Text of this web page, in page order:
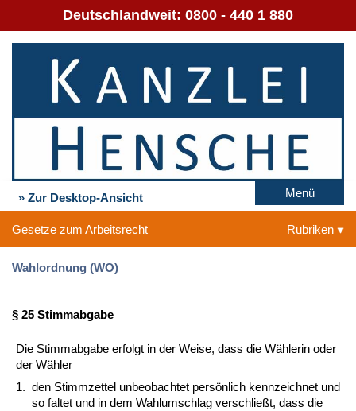
Deutschlandweit: 0800 - 440 1 880
» Zur Desktop-Ansicht Menü
Gesetze zum Arbeitsrecht Rubriken
Wahlordnung (WO)
§ 25 Stimmabgabe
Die Stimmabgabe erfolgt in der Weise, dass die Wählerin oder
der Wähler
1. den Stimmzettel unbeobachtet persönlich kennzeichnet und
so faltet und in dem Wahlumschlag verschließt, dass die